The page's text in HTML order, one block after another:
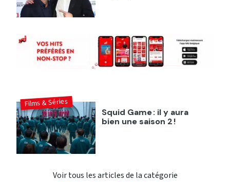
Squid Game : il y aura
bien une saison 2 !
Films & Séries
Voir tous les articles de la catégorie